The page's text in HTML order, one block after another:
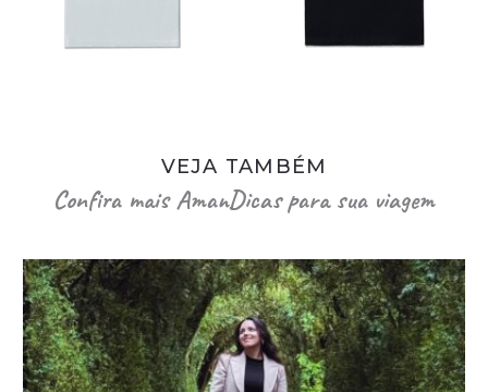
VEJA TAMBÉM
Confira mais AmanDicas para sua viagem